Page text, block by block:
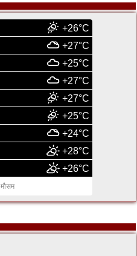
+26°C
+27°C
+25°C
+27°C
+27°C
+25°C
+24°C
+28°C
+26°C
मौसम